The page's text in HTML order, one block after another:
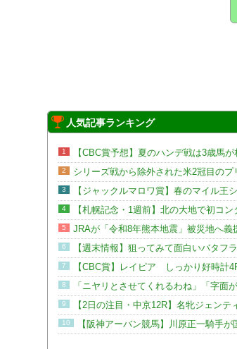
人気記事ランキング
1 【CBC賞予想】夏のハンデ戦は3歳馬が
2 シリーズ戦から除外された米2冠目の
3 【ジャックルマロワ賞】春のマイル
4 【札幌記念・1週前】北の大地で初コ
5 JRAが「令和8年熊本地震」被災地へ
6 【週末情報】狙ってみて面白いバタ
7 【CBC賞】レイピア しっかり好時計
8 「ニヤリとさせてくれるわね」「字面
9 【2日の注目・中京12R】名牝ジェン
10
【阪神アーバン競馬】川原正一騎手